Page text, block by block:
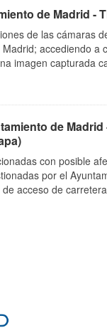
de Madrid -
de las cámaras
accediendo a
imagen capturada
de
con posible
por el
acceso de